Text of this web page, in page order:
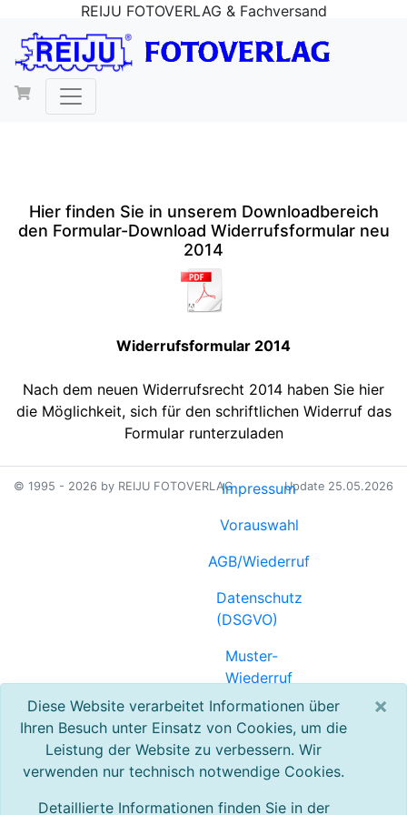
REIJU FOTOVERLAG & Fachversand
Hier finden Sie in unserem Downloadbereich
den Formular-Download Widerrufsformular neu
2014
Widerrufsformular 2014
Nach dem neuen Widerrufsrecht 2014 haben Sie hier
die Möglichkeit, sich für den schriftlichen Widerruf das
Formular runterzuladen
Diese Website verarbeitet Informationen über
Ihren Besuch unter Einsatz von Cookies, um die
Leistung der Website zu verbessern. Wir
verwenden nur technisch notwendige Cookies.
Detaillierte Informationen finden Sie in der
×
Update 25.05.2026
© 1995 - 2026 by REIJU FOTOVERLAGImpressum
Vorauswahl
AGB/Wiederruf
Datenschutz
(DSGVO)
Muster-
Wiederruf
(PDF)
Referenzen
Registrierung
Kontakt